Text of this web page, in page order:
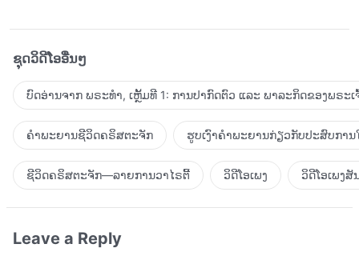
ຊຸດວິດີໂອອື່ນໆ
ບົດອ່ານຈາກ ພຣະທຳ, ເຫຼັ້ມທີ 1: ການປາກົດຕົວ ແລະ ພາລະກິດຂອງພຣະເ
ຄຳພະຍານຊີວິດຄຣິສຕະຈັກ ຮູບເງົາຄຳພະຍານກ່ຽວກັບປະສົບກາ
ຊີວິດຄຣິສຕະຈັກ—ລາຍການວາໄຣຕີ້ ວິດີໂອເພງ ວິດີໂອເພງສັ
Leave a Reply